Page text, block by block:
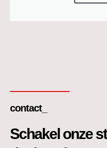
contact_
Schakel onze